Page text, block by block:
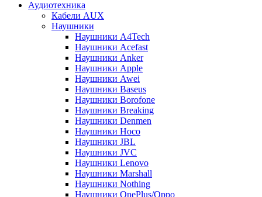
Аудиотехника
Кабели AUX
Наушники
Наушники A4Tech
Наушники Acefast
Наушники Anker
Наушники Apple
Наушники Awei
Наушники Baseus
Наушники Borofone
Наушники Breaking
Наушники Denmen
Наушники Hoco
Наушники JBL
Наушники JVC
Наушники Lenovo
Наушники Marshall
Наушники Nothing
Наушники OnePlus/Oppo